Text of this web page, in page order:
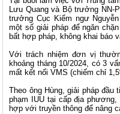
Lưu Quang và Bộ trưởng NN-
trưởng Cục Kiểm ngư
một số giải pháp để ngăn
bất hợp pháp, không khai báo
Với trách nhiệm đơn vị
khoảng tháng 10/2024, có 3
mất kết nối VMS (chiếm chỉ
Theo ông Hùng, giải pháp
phạm IUU tại cấp địa
hợp với truyền thông để nâng